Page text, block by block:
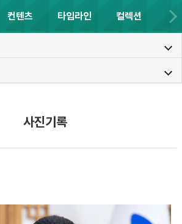
컨텐츠 타임라인 컬렉션
사진기록